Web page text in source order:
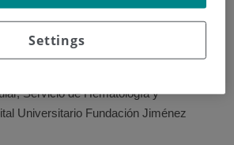
Servicio de Hematología y
Universitario Fundación Jiménez
Settings